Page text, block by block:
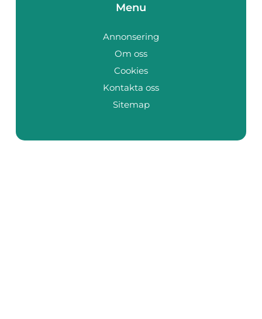
Menu
Annonsering
Om oss
Cookies
Kontakta oss
Sitemap